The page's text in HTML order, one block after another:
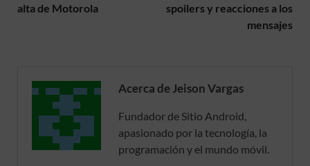
alta de Motorola
spoilers y reacciones a los
mensajes
Acerca de Jeison Vargas
Fundador de Sitio Android,
apasionado por la tecnología, la
programación y el mundo móvil.